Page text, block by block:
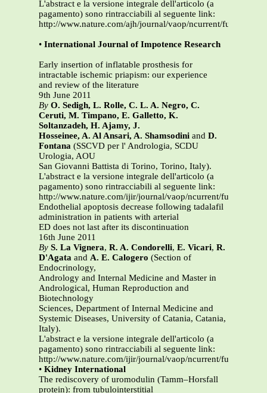
L'abstract e la versione integrale dell'articolo (a
pagamento) sono rintracciabili al seguente link:
http://www.nature.com/ajh/journal/vaop/ncurrent/full/
• International Journal of Impotence Research
Early insertion of inflatable prosthesis for
intractable ischemic priapism: our experience
and review of the literature
9th June 2011
By O. Sedigh, L. Rolle, C. L. A. Negro, C.
Ceruti, M. Timpano, E. Galletto, K.
Soltanzadeh, H. Ajamy, J.
Hosseinee, A. Al Ansari, A. Shamsodini and D.
Fontana (SSCVD per l' Andrologia, SCDU
Urologia, AOU
San Giovanni Battista di Torino, Torino, Italy).
L'abstract e la versione integrale dell'articolo (a
pagamento) sono rintracciabili al seguente link:
http://www.nature.com/ijir/journal/vaop/ncurrent/full/
Endothelial apoptosis decrease following tadalafil
administration in patients with arterial
ED does not last after its discontinuation
16th June 2011
By S. La Vignera, R. A. Condorelli, E. Vicari, R.
D'Agata and A. E. Calogero (Section of
Endocrinology,
Andrology and Internal Medicine and Master in
Andrological, Human Reproduction and
Biotechnology
Sciences, Department of Internal Medicine and
Systemic Diseases, University of Catania, Catania,
Italy).
L'abstract e la versione integrale dell'articolo (a
pagamento) sono rintracciabili al seguente link:
http://www.nature.com/ijir/journal/vaop/ncurrent/full/
• Kidney International
The rediscovery of uromodulin (Tamm–Horsfall
protein): from tubulointerstitial